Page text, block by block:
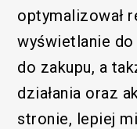
optymalizował
wyświetlanie do
do zakupu, a
działania oraz
stronie, lepiej